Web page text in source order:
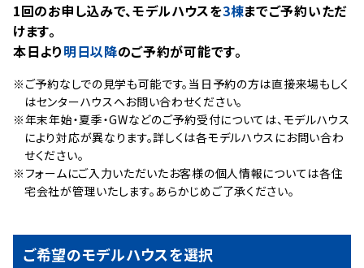
1回のお申し込みで、モデルハウスを3棟までご予約いただ
けます。
本⽇より明日以降のご予約が可能です。
※ご予約なしでの見学も可能です。当日予約の方は直接来場もしく
はセンターハウスへお問い合わせください。
※年末年始・夏季・GWなどのご予約受付については、モデルハウス
により対応が異なります。詳しくは各モデルハウスにお問い合わ
せください。
※フォームにご入力いただいたお客様の個人情報については各住
宅会社が管理いたします。あらかじめご了承ください。
ご希望のモデルハウスを選択